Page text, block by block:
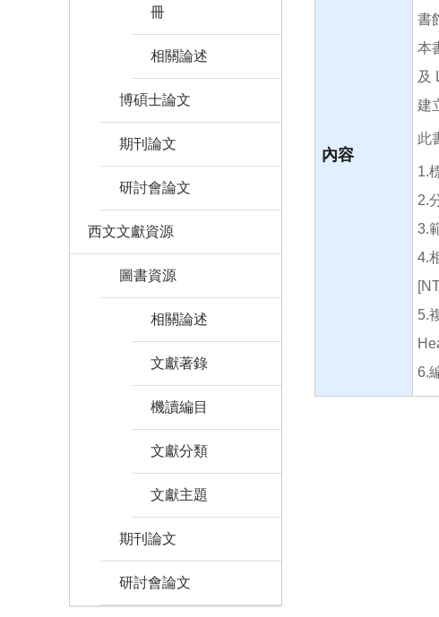
內容
書
本
及
建
此
1.
2.
3.
4.
5.
6.
冊
相關論述
博碩士論文
期刊論文
研討會論文
西文文獻資源
圖書資源
相關論述
文獻著錄
機讀編目
文獻分類
文獻主題
期刊論文
研討會論文